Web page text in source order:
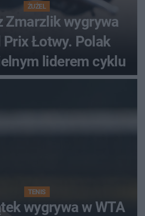
ŻUŻEL
Zmarzlik wygrywa
Prix Łotwy. Polak
liderem cyklu
TENIS
wygrywa w WTA